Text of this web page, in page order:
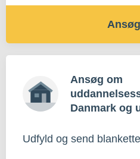
Ansøg om
Danmark og
Udfyld og send